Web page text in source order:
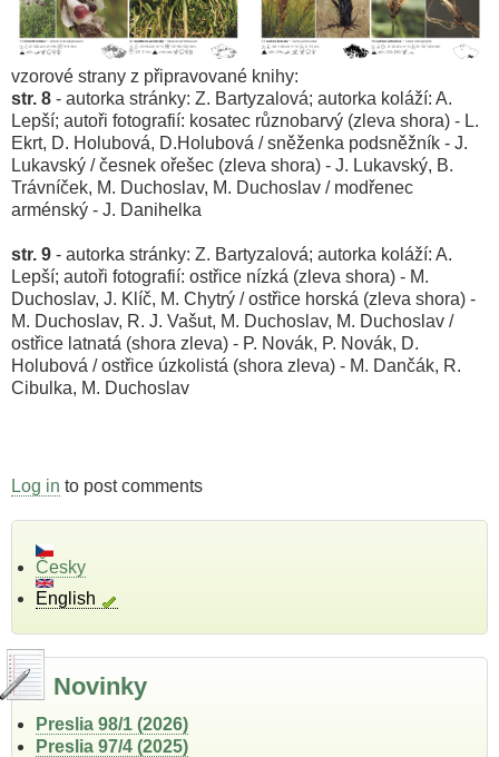
vzorové strany z připravované knihy:
str. 8 - autorka stránky: Z. Bartyzalová; autorka koláží: A.
Lepší; autoři fotografií: kosatec různobarvý (zleva shora) - L.
Ekrt, D. Holubová, D.Holubová / sněženka podsněžník - J.
Lukavský / česnek ořešec (zleva shora) - J. Lukavský, B.
Trávníček, M. Duchoslav, M. Duchoslav / modřenec
arménský - J. Danihelka
str. 9 - autorka stránky: Z. Bartyzalová; autorka koláží: A.
Lepší; autoři fotografií: ostřice nízká (zleva shora) - M.
Duchoslav, J. Klíč, M. Chytrý / ostřice horská (zleva shora) -
M. Duchoslav, R. J. Vašut, M. Duchoslav, M. Duchoslav /
ostřice latnatá (shora zleva) - P. Novák, P. Novák, D.
Holubová / ostřice úzkolistá (shora zleva) - M. Dančák, R.
Cibulka, M. Duchoslav
Log in to post comments
Česky
English
Novinky
Preslia 98/1 (2026)
Preslia 97/4 (2025)